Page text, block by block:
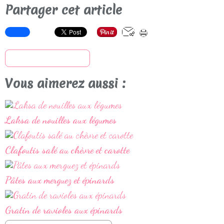
Partager cet article
Vous aimerez aussi :
Laksa de nouilles aux légumes
Clafoutis salé au chèvre et carotte
Pâtes aux merguez et épinards
Gratin de ravioles aux épinards